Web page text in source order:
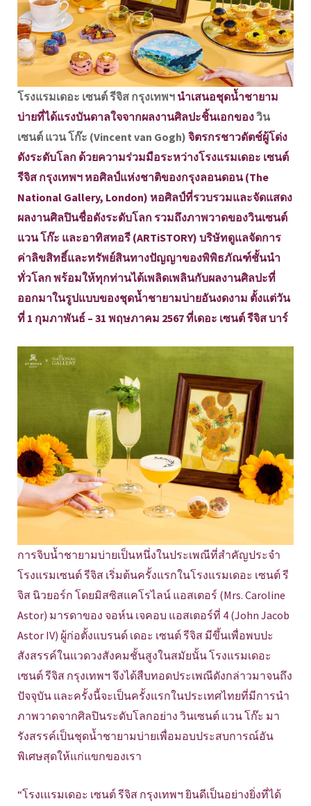
โรงแรมเดอะ เซนต์ รีจิส กรุงเทพฯ นำเสนอชุดน้ำชายาม
บ่ายที่ได้แรงบันดาลใจจากผลงานศิลปะชิ้นเอกของวิน
เซนต์ แวน โก๊ะ (Vincent van Gogh) จิตรกรชาวดัตช์ผู้โด่ง
ดังระดับโลก ด้วยความร่วมมือระหว่างโรงแรมเดอะ เซนต์
รีจิส กรุงเทพฯ หอศิลป์แห่งชาติของกรุงลอนดอน (The
National Gallery, London) หอศิลป์ที่รวบรวมและจัดแสดง
ผลงานศิลปินชื่อดังระดับโลก รวมถึงภาพวาดของวินเซนต์
แวน โก๊ะ และอาทิสทอรี (ARTiSTORY) บริษัทดูแลจัดการ
ค่าลิขสิทธิ์และทรัพย์สินทางปัญญาของพิพิธภัณฑ์ชั้นนำ
ทั่วโลก พร้อมให้ทุกท่านได้เพลิดเพลินกับผลงานศิลปะที่
ออกมาในรูปแบบของชุดน้ำชายามบ่ายอันงดงาม ตั้งแต่วัน
ที่ 1 กุมภาพันธ์ – 31 พฤษภาคม 2567 ที่เดอะ เซนต์ รีจิส บาร์
การจิบน้ำชายามบ่ายเป็นหนึ่งในประเพณีที่สำคัญประจำ
โรงแรมเซนต์ รีจิส เริ่มต้นครั้งแรกในโรงแรมเดอะ เซนต์ รี
จิส นิวยอร์ก โดยมิสซิสแคโรไลน์ แอสเตอร์ (Mrs. Caroline
Astor) มารดาของ จอห์น เจคอบ แอสเตอร์ที่ 4 (John Jacob
Astor IV) ผู้ก่อตั้งแบรนด์ เดอะ เซนต์ รีจิส มีขึ้นเพื่อพบปะ
สังสรรค์ในแวดวงสังคมชั้นสูงในสมัยนั้น โรงแรมเดอะ
เซนต์ รีจิส กรุงเทพฯ จึงได้สืบทอดประเพณีดังกล่าวมาจนถึง
ปัจจุบัน และครั้งนี้จะเป็นครั้งแรกในประเทศไทยที่มีการนำ
ภาพวาดจากศิลปินระดับโลกอย่าง วินเซนต์ แวน โก๊ะ มา
รังสรรค์เป็นชุดน้ำชายามบ่ายเพื่อมอบประสบการณ์อัน
พิเศษสุดให้แก่แขกของเรา
“โรงเแรมเดอะ เซนต์ รีจิส กรุงเทพฯ ยินดีเป็นอย่างยิ่งที่ได้